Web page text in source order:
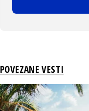
POVEZANE VESTI